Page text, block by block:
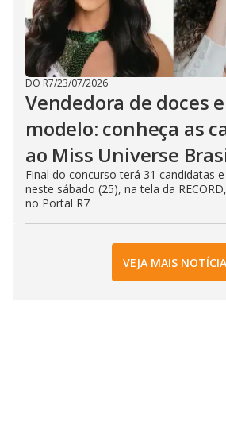
DO R7/23/07/2026
Vendedora de doces
modelo: conheça as
ao Miss Universe
Final do concurso terá 31 candidatas
neste sábado (25), na tela da
no Portal R7
VEJA MAIS